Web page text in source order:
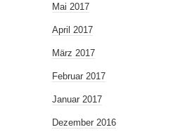
Mai 2017
April 2017
März 2017
Februar 2017
Januar 2017
Dezember 2016